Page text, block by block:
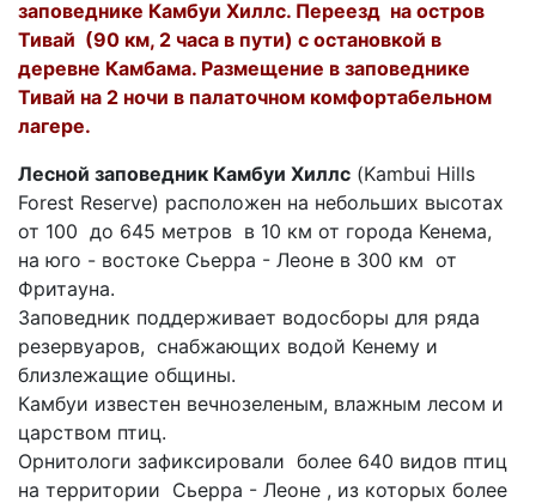
заповеднике Камбуи Хиллс. Переезд на остров
Тивай (90 км, 2 часа в пути) с остановкой в
деревне Камбама. Размещение в заповеднике
Тивай на 2 ночи в палаточном комфортабельном
лагере.
Лесной заповедник Камбуи Хиллс (Kambui Hills
Forest Reserve) расположен на небольших высотах
от 100 до 645 метров в 10 км от города Кенема,
на юго - востоке Сьерра - Леоне в 300 км от
Фритауна.
Заповедник поддерживает водосборы для ряда
резервуаров, снабжающих водой Кенему и
близлежащие общины.
Камбуи известен вечнозеленым, влажным лесом и
царством птиц.
Орнитологи зафиксировали более 640 видов птиц
на территории Сьерра - Леоне , из которых более